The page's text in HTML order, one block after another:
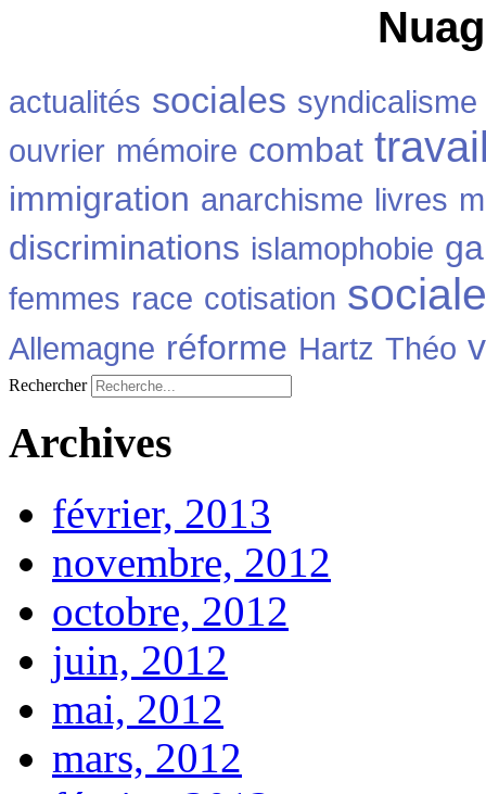
actualités sociales syndicalisme
ouvrier mémoire combat
immigration anarchisme livres
discriminations islamophobie
femmes race cotisation sociale
Allemagne réforme Hartz Théo
Rechercher
Archives
février, 2013
novembre, 2012
octobre, 2012
juin, 2012
mai, 2012
mars, 2012